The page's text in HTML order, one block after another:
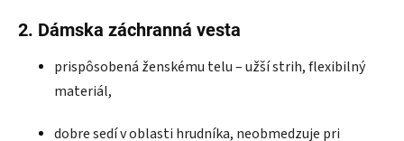
2. Dámska záchranná vesta
prispôsobená ženskému telu – užší strih, flexibilný
materiál,
dobre sedí v oblasti hrudníka, neobmedzuje pri